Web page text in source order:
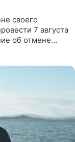
своего
7 августа
об отмене